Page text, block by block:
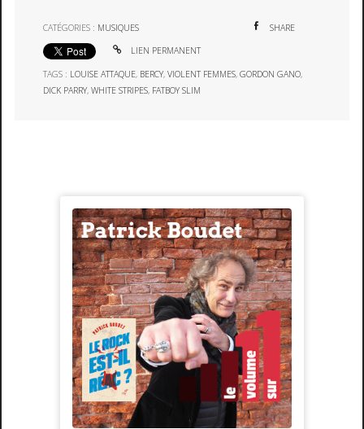
CATÉGORIES : MUSIQUES SHARE
LIEN PERMANENT
TAGS : LOUISE ATTAQUE, BERCY,VIOLENT FEMMES,GORDON GANO,
DICK PARRY,WHITE STRIPES, FATBOY SLIM